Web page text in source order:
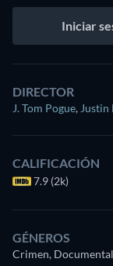
Iniciar
DIRECTOR
J. Tom Pogue, Justin
CALIFICACIÓN
7.9 (2k)
GÉNEROS
Crimen, Documental